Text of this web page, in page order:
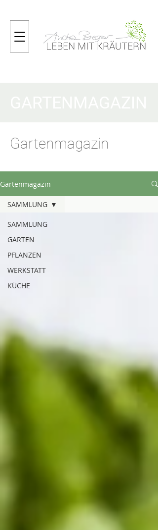
Gartenmagazin
Gartenmagazin
SAMMLUNG
GARTEN
PFLANZEN
WERKSTATT
KÜCHE
SAMMLUNG